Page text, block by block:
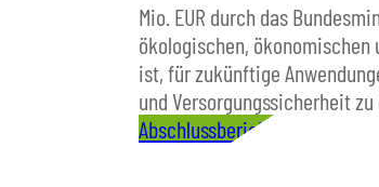
Mio. EUR durch das
ökologischen,
ist, für zukünftige
und Versorgungssicherheit
Abschlussbericht